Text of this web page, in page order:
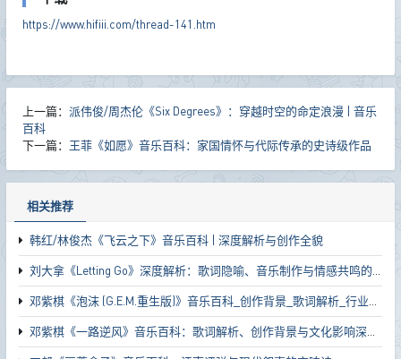
https://www.hifiii.com/thread-141.htm
上一篇： 派伟俊/周杰伦《Six Degrees》：穿越时空的命定浪漫 | 音乐
百科
下一篇： 王菲《如愿》音乐百科：家国情怀与代际传承的史诗级作品
相关推荐
韩红/林俊杰《飞云之下》音乐百科 | 深度解析与创作全貌
刘大拿《Letting Go》深度解析：歌词隐喻、音乐制作与情感共鸣的完整指南
邓紫棋《泡沫 (G.E.M.重生版)》音乐百科_创作背景_歌词解析_行业影响
邓紫棋《一路逆风》音乐百科：歌词解析、创作背景与文化影响深度解读